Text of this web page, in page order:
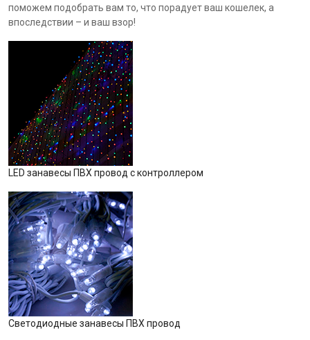
поможем подобрать вам то, что порадует ваш кошелек, а
впоследствии – и ваш взор!
LED занавесы ПВХ провод с контроллером
Светодиодные занавесы ПВХ провод